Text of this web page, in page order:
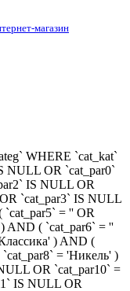
магазин
WHERE `cat_kat`
NULL OR `cat_par0`
IS NULL OR
`cat_par3` IS NULL
= '' OR
AND ( `cat_par6` = ''
) AND (
= 'Никель' )
OR `cat_par10` =
IS NULL OR